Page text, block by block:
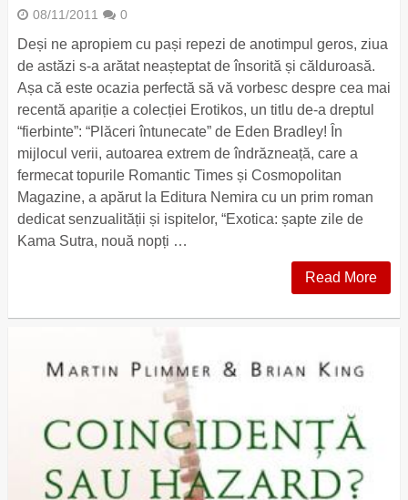
08/11/2011 0
Deși ne apropiem cu pași repezi de anotimpul geros, ziua
de astăzi s-a arătat neașteptat de însorită și călduroasă.
Așa că este ocazia perfectă să vă vorbesc despre cea mai
recentă apariție a colecției Erotikos, un titlu de-a dreptul
“fierbinte”: “Plăceri întunecate” de Eden Bradley! În
mijlocul verii, autoarea extrem de îndrăzneață, care a
fermecat topurile Romantic Times și Cosmopolitan
Magazine, a apărut la Editura Nemira cu un prim roman
dedicat senzualității și ispitelor, “Exotica: șapte zile de
Kama Sutra, nouă nopți …
Read More